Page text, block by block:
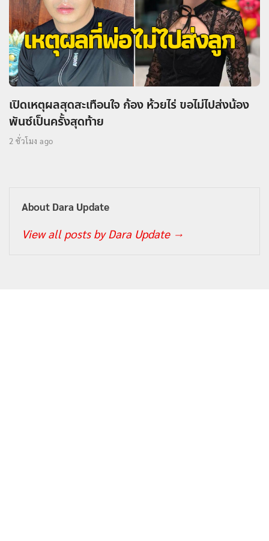
เปิดเหตุผลสุดสะเทือนใจ ก้อง ห้วยไร่ ขอไม่ไปส่งน้อง
พันซ์เป็นครั้งสุดท้าย
2 ชั่วโมง ago
About Dara Update
View all posts by Dara Update →